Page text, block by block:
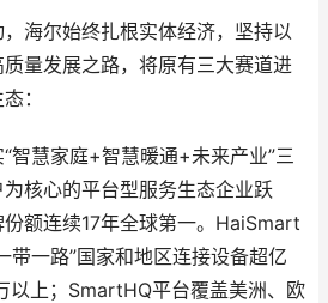
海尔始终扎根实体经济，坚持以
量发展之路，将原有三大赛道进
：
智慧家庭+智慧暖通+未来产业”三
核心的平台型服务生态企业跃
额连续17年全球第一。HaiSmart
带一路”国家和地区连接设备超亿
以上；SmartHQ平台覆盖美洲、欧